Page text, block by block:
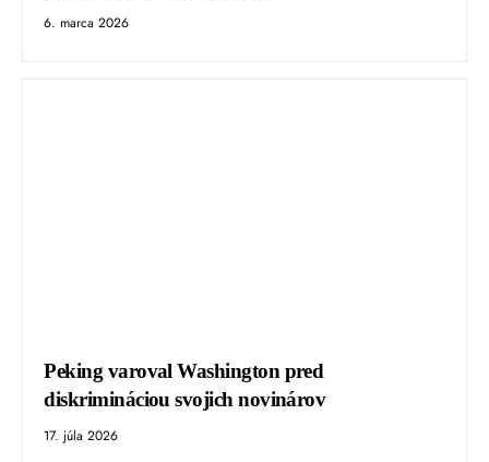
6. marca 2026
Peking varoval Washington pred
diskrimináciou svojich novinárov
17. júla 2026